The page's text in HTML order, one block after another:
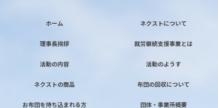
ホーム ネクストについて
理事長挨拶 就労継続支援事業とは
活動の内容 活動のようす
ネクストの商品 布団の回収について
お布団を持ち込まれる方 団体・事業所概要